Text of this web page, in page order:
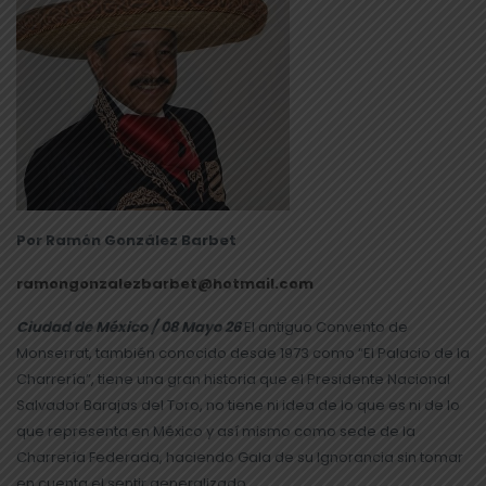
Por Ramón González Barbet
ramongonzalezbarbet@hotmail.com
Ciudad de México / 08 Mayo 26El antiguo Convento de
Monserrat, también conocido desde 1973 como “El Palacio de la
Charrería”, tiene una gran historia que el Presidente Nacional
Salvador Barajas del Toro, no tiene ni idea de lo que es ni de lo
que representa en México y así mismo como sede de la
Charrería Federada, haciendo Gala de su Ignorancia sin tomar